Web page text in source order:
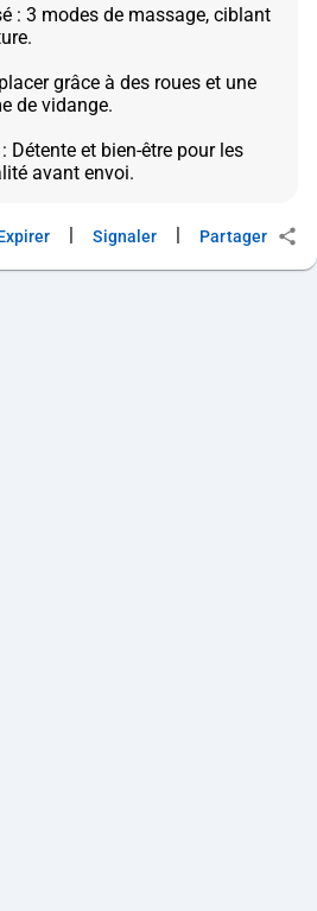
: 3 modes de massage, ciblant
grâce à des roues et une
de vidange.
Détente et bien-être pour les
Signaler Partager